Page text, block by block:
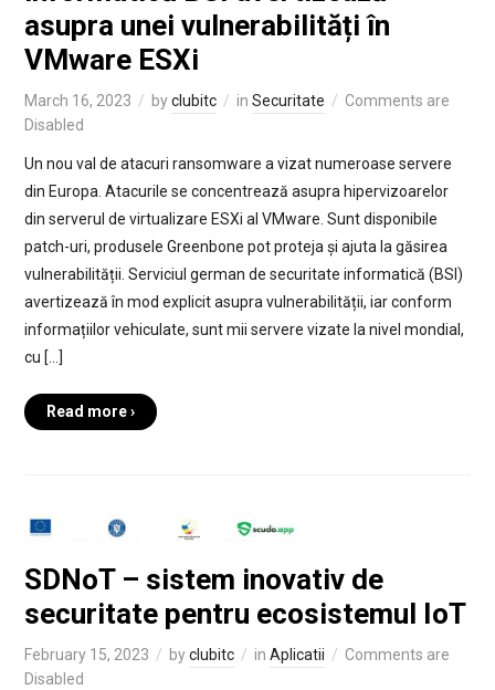
asupra unei vulnerabilități în
VMware ESXi
March 16, 2023 byclubitc in Securitate
Comments are
Disabled
Un nou val de atacuri ransomware a vizat numeroase servere
din Europa. Atacurile se concentrează asupra hipervizoarelor
din serverul de virtualizare ESXi al VMware. Sunt disponibile
patch-uri, produsele Greenbone pot proteja și ajuta la găsirea
vulnerabilității. Serviciul german de securitate informatică (BSI)
avertizează în mod explicit asupra vulnerabilității, iar conform
informațiilor vehiculate, sunt mii servere vizate la nivel mondial,
cu […]
Read more ›
SDNoT – sistem inovativ de
securitate pentru ecosistemul IoT
February 15, 2023 byclubitc in Aplicatii
Comments are
Disabled